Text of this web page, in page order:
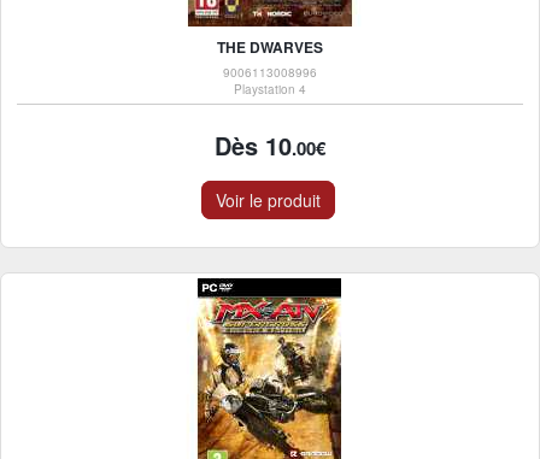
THE DWARVES
9006113008996
Playstation 4
Dès 10.00€
Voir le produit